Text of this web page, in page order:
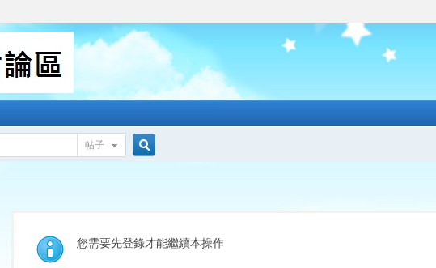
帖子
索
您需要先登錄才能繼續本操作